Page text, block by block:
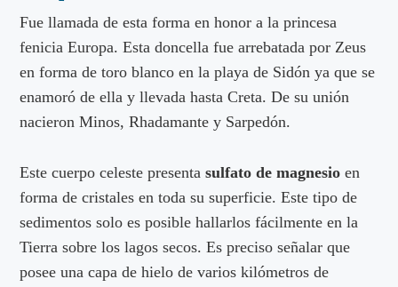
Fue llamada de esta forma en honor a la princesa
fenicia Europa. Esta doncella fue arrebatada por Zeus
en forma de toro blanco en la playa de Sidón ya que se
enamoró de ella y llevada hasta Creta. De su unión
nacieron Minos, Rhadamante y Sarpedón.
Este cuerpo celeste presentasulfato de magnesio en
forma de cristales en toda su superficie. Este tipo de
sedimentos solo es posible hallarlos fácilmente en la
Tierra sobre los lagos secos. Es preciso señalar que
posee una capa de hielo de varios kilómetros de